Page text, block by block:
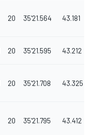
20 35'21.564 43.181
20 35'21.595 43.212
20 35'21.708 43.325
20 35'21.795 43.412